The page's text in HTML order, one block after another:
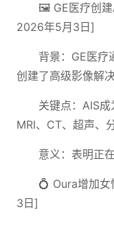
🖼️ GE医疗创
2026年5月3日]
背景：GE医疗
创建了高级影像解
关键点：AIS
MRI、CT、超声、
意义：表明正
💍 Oura增加
3日]